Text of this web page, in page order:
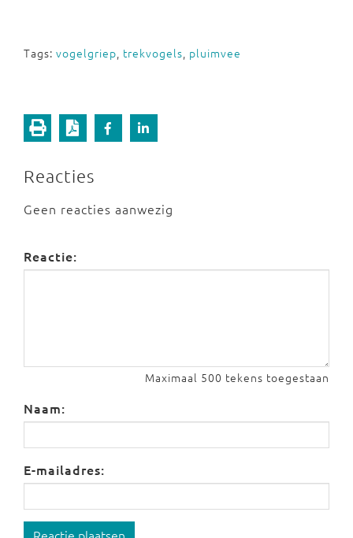
Tags: vogelgriep, trekvogels, pluimvee
Reacties
Geen reacties aanwezig
Reactie:
Maximaal 500 tekens toegestaan
Naam:
E-mailadres: